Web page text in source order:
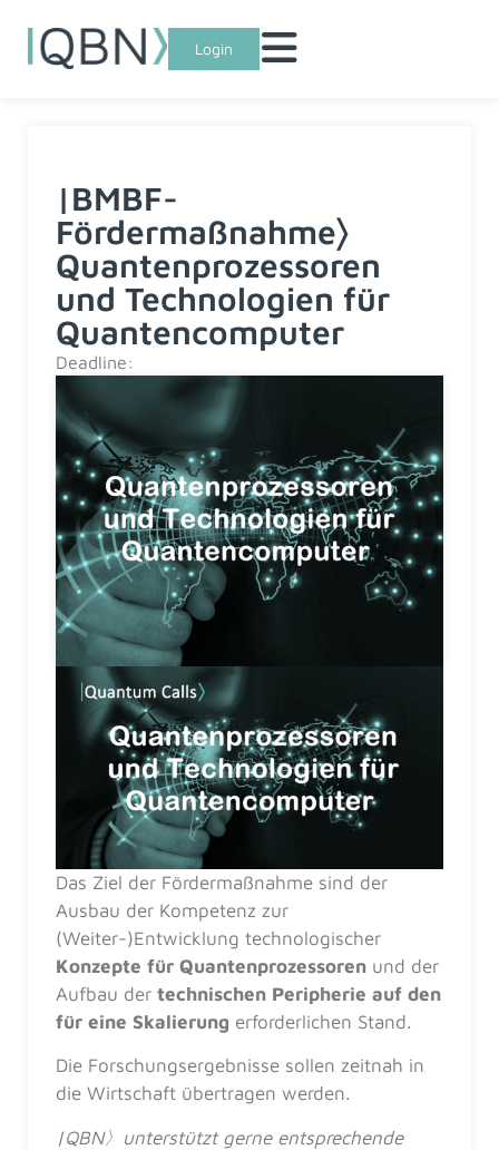
Login
|BMBF-
Fördermaßnahme〉
Quantenprozessoren
und Technologien für
Quantencomputer
Deadline:
Das Ziel der Fördermaßnahme sind der
Ausbau der Kompetenz zur
(Weiter-)Entwicklung technologischer
Konzepte für Quantenprozessoren und der
Aufbau der technischen Peripherie auf den
für eine Skalierung erforderlichen Stand.
Die Forschungsergebnisse sollen zeitnah in
die Wirtschaft übertragen werden.
|QBN〉unterstützt gerne entsprechende